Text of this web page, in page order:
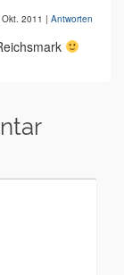
2011 | Antworten